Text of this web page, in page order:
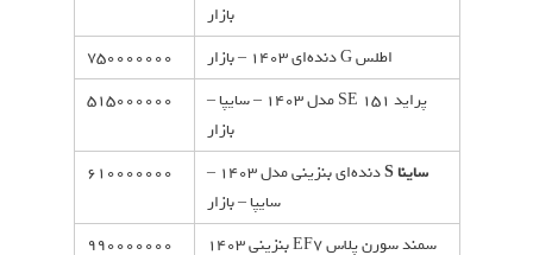
بازار
اطلس G دنده‌ای 1403 – بازار
750000000
پراید SE 151 مدل 1403 – سایپا –
بازار
515000000
ساینا S
دنده‌ای بنزینی مدل 1403 –
سایپا – بازار
610000000
سمند سورن پلاس EF7 بنزینی 1403
990000000